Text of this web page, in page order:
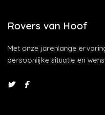
Rovers van Hoof
Met onze jarenlange
persoonlijke situatie en